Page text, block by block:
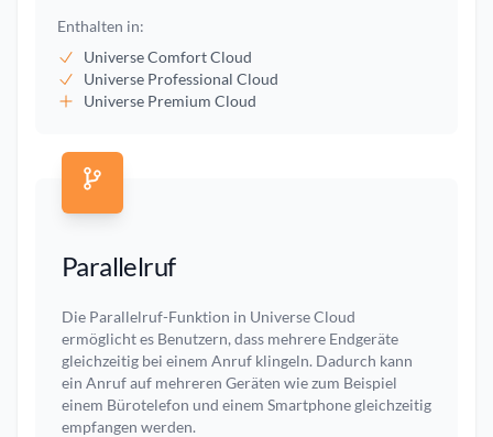
Enthalten in:
Universe Comfort Cloud
Universe Professional Cloud
Universe Premium Cloud
Parallelruf
Die Parallelruf-Funktion in Universe Cloud
ermöglicht es Benutzern, dass mehrere Endgeräte
gleichzeitig bei einem Anruf klingeln. Dadurch kann
ein Anruf auf mehreren Geräten wie zum Beispiel
einem Bürotelefon und einem Smartphone gleichzeitig
empfangen werden.